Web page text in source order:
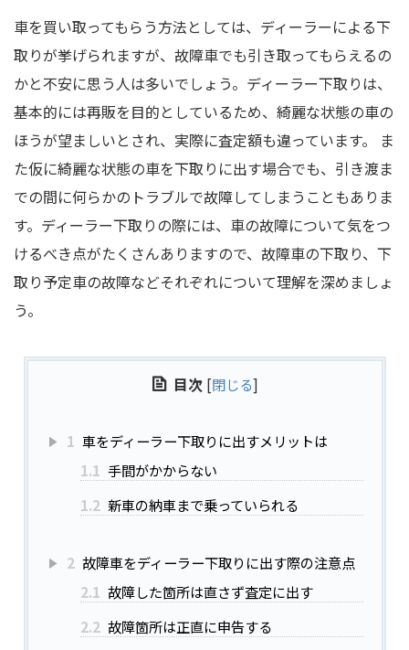
車を買い取ってもらう方法としては、ディーラーによる下
取りが挙げられますが、故障車でも引き取ってもらえるの
かと不安に思う人は多いでしょう。ディーラー下取りは、
基本的には再販を目的としているため、綺麗な状態の車の
ほうが望ましいとされ、実際に査定額も違っています。 ま
た仮に綺麗な状態の車を下取りに出す場合でも、引き渡ま
での間に何らかのトラブルで故障してしまうこともありま
す。ディーラー下取りの際には、車の故障について気をつ
けるべき点がたくさんありますので、故障車の下取り、下
取り予定車の故障などそれぞれについて理解を深めましょ
う。
目次 [閉じる]
1 車をディーラー下取りに出すメリットは
1.1 手間がかからない
1.2 新車の納車まで乗っていられる
2 故障車をディーラー下取りに出す際の注意点
2.1 故障した箇所は直さず査定に出す
2.2 故障箇所は正直に申告する